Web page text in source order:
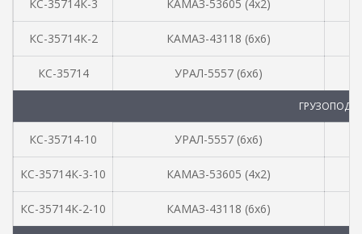
КС-35714К-3 КАМАЗ-53605 (4х2)
КС-35714К-2 КАМАЗ-43118 (6х6)
КС-35714 УРАЛ-5557 (6х6)
КС-35714-10 УРАЛ-5557 (6х6)
КС-35714К-3-10 КАМАЗ-53605 (4х2)
КС-35714К-2-10 КАМАЗ-43118 (6х6)